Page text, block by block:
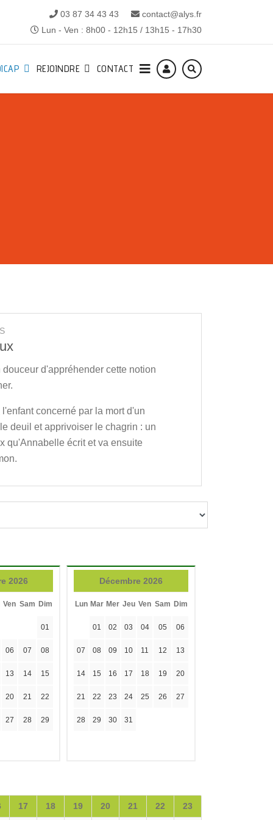
03 87 34 43 43
contact@alys.fr
Lun - Ven : 8h00 - 12h15 / 13h15 - 17h30
REJOINDRE CONTACT
d'appréhender cette notion
concerné par la mort d'un
deuil et apprivoiser le chagrin : un
qu'Annabelle écrit et va ensuite
2026
Ven Sam Dim
01
06 07 08
13 14 15
20 21 22
27 28 29
Décembre 2026
Lun Mar Mer Jeu Ven Sam Dim
01 02 03 04 05 06
07 08 09 10 11 12 13
14 15 16 17 18 19 20
21 22 23 24 25 26 27
28 29 30 31
17 18 19 20 21 22 23